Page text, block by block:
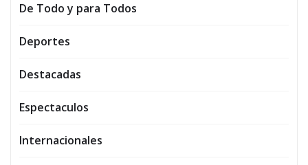
De Todo y para Todos
Deportes
Destacadas
Espectaculos
Internacionales